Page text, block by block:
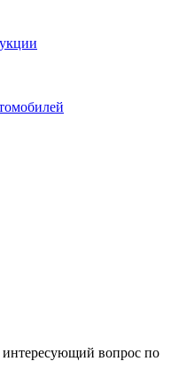
вопрос по